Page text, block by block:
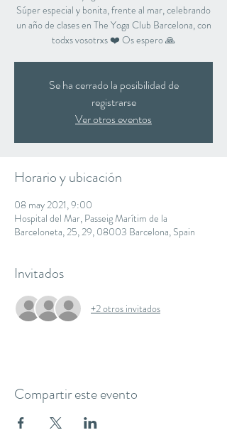
Súper especial y bonita, frente al mar, celebrando
un año de clases en The Yoga Club Barcelona, con
todxs vosotrxs ❤️ Os espero 🙏
Se ha cerrado la posibilidad de
registrarse
Ver otros eventos
Horario y ubicación
08 may 2021, 9:00
Hospital del Mar, Passeig Marítim de la
Barceloneta, 25, 29, 08003 Barcelona, Spain
Invitados
+2 otros invitados
Compartir este evento